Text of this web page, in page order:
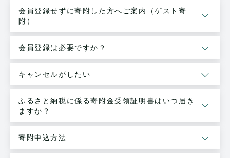
会員登録せずに寄附した方へご案内（ゲスト寄
附）
会員登録は必要ですか？
キャンセルがしたい
ふるさと納税に係る寄附金受領証明書はいつ届き
ますか？
寄附申込方法